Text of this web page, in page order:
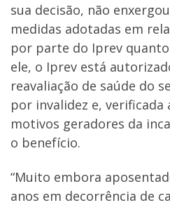
sua decisão, não
medidas adotadas em
por parte do Iprev quanto
ele, o Iprev está
reavaliação de saúde do
por invalidez e, verificada
motivos geradores da
o benefício.
“Muito embora
anos em decorrência de